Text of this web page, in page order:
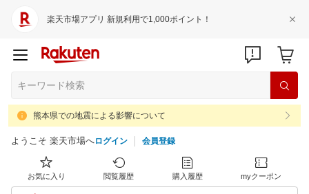
楽天市場アプリ 新規利用で1,000ポイント！
熊本県での地震による影響について
ようこそ 楽天市場へログイン 会員登録
お気に入り 閲覧履歴 購入履歴 myクーポン